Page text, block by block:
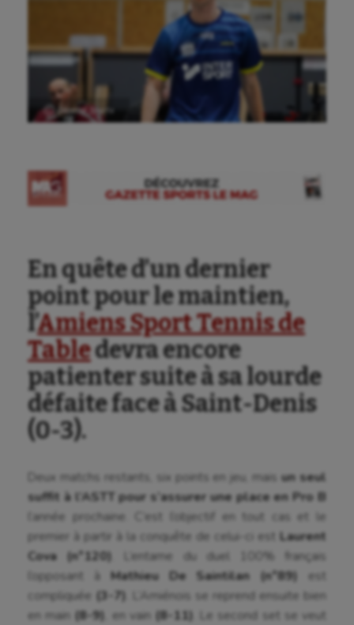
Ⓒ Gazette Sports
En quête d’un dernier
point pour le maintien,
l’Amiens Sport Tennis de
Tabledevra encore
patienter suite à sa lourde
défaite face à Saint-Denis
(0-3).
Deux matchs restants, six points en jeu, maisun seul
suffit à l’ASTT pour s’assurer une place en Pro B
l’année prochaine. C’est l’objectif en tout cas et le
premier à partir à la conquête de celui-ci est Laurent
Cova (n°120) . L’entame du duel 100% français
l’opposant à Mathieu De Saintilan (n°89) est
compliquée (3-7) . L’Amiénois se reprend ensuite bien
en main (8-9) , en vain (8-11) . Le second set se veut